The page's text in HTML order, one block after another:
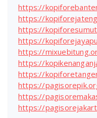
https://
https://
https://
https://
https://
https://
https://
https://
https://
https://